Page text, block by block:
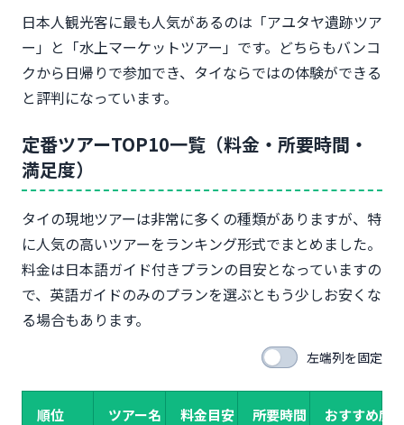
2泊3日：バンコク市内＋1日ツアーの王道プラン
3泊4日：バンコク＋アユタヤ満喫プラン
4泊5日以上：プーケット・チェンマイ周遊プラン
【目的・シーン別】おすすめツアーの選び方
女子旅・インスタ映え重視ツアー
家族・子連れ向けツアー
予算目安：1人あたり4,000〜10,000円/ツアー
【予約サイト比較】VELTRA・KKday・JTBどれが
おすすめ？
VELTRA（ベルトラ）の特徴
KKday（ケーケーデイ）の特徴
日本人観光客に最も人気があるのは「アユタヤ遺跡ツア
ー」と「水上マーケットツアー」です。どちらもバンコ
クから日帰りで参加でき、タイならではの体験ができる
と評判になっています。
定番ツアーTOP10一覧（料金・所要時間・
満足度）
タイの現地ツアーは非常に多くの種類がありますが、特
に人気の高いツアーをランキング形式でまとめました。
料金は日本語ガイド付きプランの目安となっていますの
で、英語ガイドのみのプランを選ぶともう少しお安くな
る場合もあります。
左端列を固定
順位 ツアー名 料金目安 所要時間 おすすめ度